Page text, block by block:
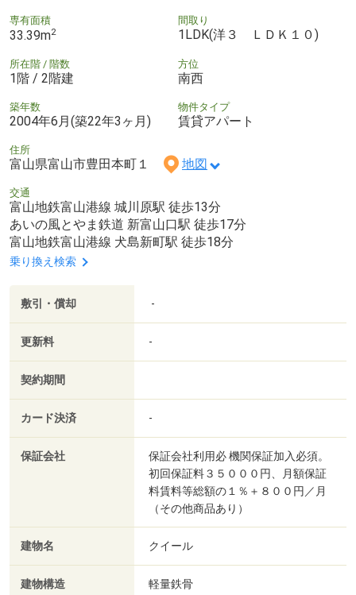
専有面積
33.39m2
間取り
1LDK(洋３ ＬＤＫ１０)
所在階 / 階数
1階 / 2階建
方位
南西
築年数
2004年6月(築22年3ヶ月)
物件タイプ
賃貸アパート
住所
富山県富山市豊田本町１ 地図
交通
富山地鉄富山港線 城川原駅 徒歩13分
あいの風とやま鉄道 新富山口駅 徒歩17分
富山地鉄富山港線 犬島新町駅 徒歩18分
乗り換え検索
敷引・償却 -
更新料 -
契約期間
カード決済 -
保証会社
保証会社利用必 機関保証加入必須。
初回保証料３５０００円、月額保証
料賃料等総額の１％＋８００円／月
（その他商品あり）
建物名 クイール
建物構造 軽量鉄骨